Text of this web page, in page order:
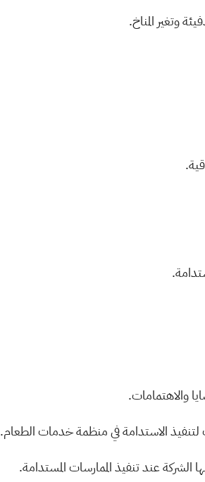
وتغير المناخ.
والاهتمامات.
لتنفيذ الاستدامة في منظمة خدمات الطعام.
عند تنفيذ الممارسات المستدامة.